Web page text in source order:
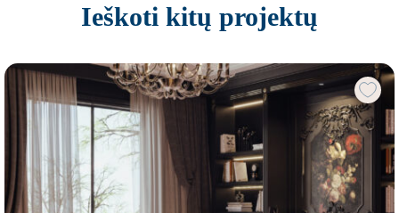
Ieškoti kitų projektų